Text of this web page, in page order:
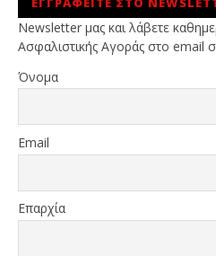
Newsletter μας και λάβετε
Ασφαλιστικής Αγοράς στο email
Όνομα
Email
Επαρχία